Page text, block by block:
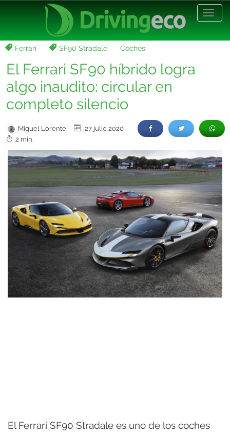
Ferrari SF90 Stradale Coches
El Ferrari SF90 híbrido logra
algo inaudito: circular en
completo silencio
Miguel Lorente
27 julio 2020
2 min.
El Ferrari SF90 Stradale es uno de los coches